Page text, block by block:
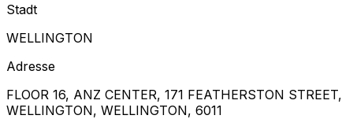
Stadt
WELLINGTON
Adresse
FLOOR 16, ANZ CENTER, 171 FEATHERSTON STREET,
WELLINGTON, WELLINGTON, 6011